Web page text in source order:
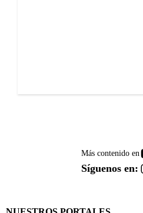
Más contenido en
Síguenos en: